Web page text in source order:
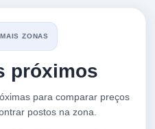
409,820
ZONAS
próximos
para comparar preços
postos na zona.